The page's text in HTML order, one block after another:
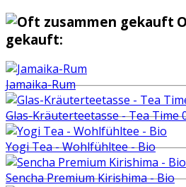
gekauft:
Jamaika-Rum
Glas-Kräuterteetasse - Tea Time
Yogi Tea - Wohlfühltee - Bio
Sencha Premium Kirishima - Bio